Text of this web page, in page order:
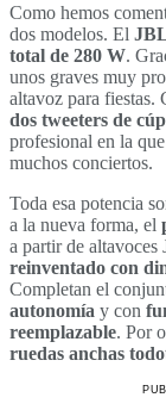
Como hemos
dos modelos. El
total de 280 W.
unos graves muy
altavoz para fiestas.
dos tweeters de
profesional en la
muchos conciertos.
Toda esa potencia
a la nueva forma, el
a partir de
reinventado con
Completan el
autonomía y con
reemplazable. Por
ruedas anchas